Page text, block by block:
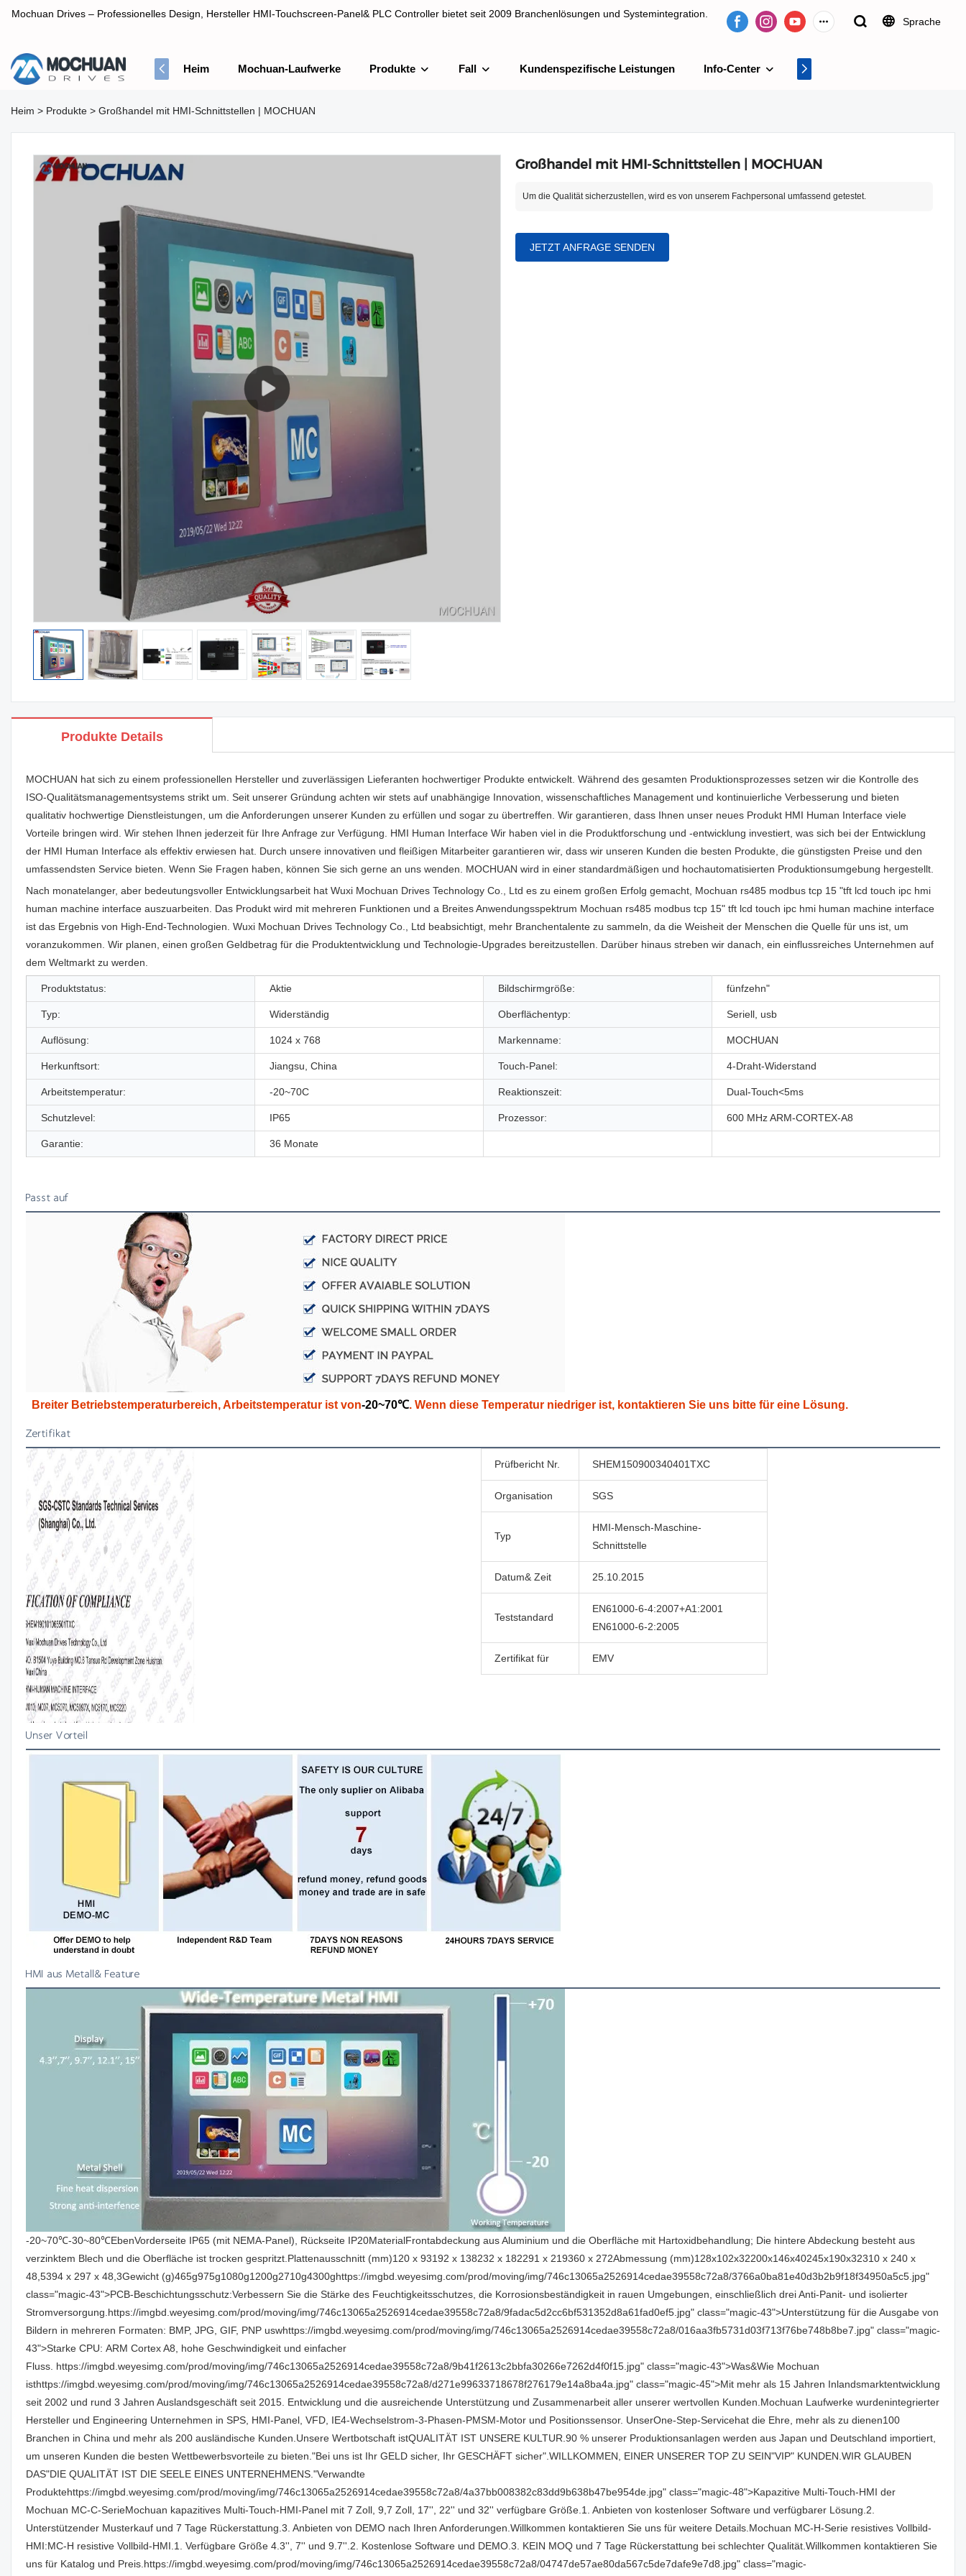
Mochuan Drives – Professionelles Design, Hersteller HMI-Touchscreen-Panel& PLC Controller bietet seit 2009 Branchenlösungen und Systemintegration.
Professionelles Design, Hersteller HMI-Touchscreen-Panel& PLC Controller bietet seit 2009 Branchenlösungen und Systemintegration.
Sprache
Heim Mochuan-Laufwerke Produkte Fall Kundenspezifische Leistungen Info-Center Videocenter
Heim > Produkte > Großhandel mit HMI-Schnittstellen | MOCHUAN
Großhandel mit HMI-Schnittstellen | MOCHUAN
Um die Qualität sicherzustellen, wird es von unserem Fachpersonal umfassend getestet.
JETZT ANFRAGE SENDEN
Produkte Details
MOCHUAN hat sich zu einem professionellen Hersteller und zuverlässigen Lieferanten hochwertiger Produkte entwickelt. Während des gesamten Produktionsprozesses setzen wir die Kontrolle des
ISO-Qualitätsmanagementsystems strikt um. Seit unserer Gründung achten wir stets auf unabhängige Innovation, wissenschaftliches Management und kontinuierliche Verbesserung und bieten
qualitativ hochwertige Dienstleistungen, um die Anforderungen unserer Kunden zu erfüllen und sogar zu übertreffen. Wir garantieren, dass Ihnen unser neues Produkt HMI Human Interface viele
Vorteile bringen wird. Wir stehen Ihnen jederzeit für Ihre Anfrage zur Verfügung. HMI Human Interface Wir haben viel in die Produktforschung und -entwicklung investiert, was sich bei der Entwicklung
der HMI Human Interface als effektiv erwiesen hat. Durch unsere innovativen und fleißigen Mitarbeiter garantieren wir, dass wir unseren Kunden die besten Produkte, die günstigsten Preise und den
umfassendsten Service bieten. Wenn Sie Fragen haben, können Sie sich gerne an uns wenden. MOCHUAN wird in einer standardmäßigen und hochautomatisierten Produktionsumgebung hergestellt.
Nach monatelanger, aber bedeutungsvoller Entwicklungsarbeit hat Wuxi Mochuan Drives Technology Co., Ltd es zu einem großen Erfolg gemacht, Mochuan rs485 modbus tcp 15 "tft lcd touch ipc hmi
human machine interface auszuarbeiten. Das Produkt wird mit mehreren Funktionen und a Breites Anwendungsspektrum Mochuan rs485 modbus tcp 15" tft lcd touch ipc hmi human machine interface
ist das Ergebnis von High-End-Technologien. Wuxi Mochuan Drives Technology Co., Ltd beabsichtigt, mehr Branchentalente zu sammeln, da die Weisheit der Menschen die Quelle für uns ist, um
voranzukommen. Wir planen, einen großen Geldbetrag für die Produktentwicklung und Technologie-Upgrades bereitzustellen. Darüber hinaus streben wir danach, ein einflussreiches Unternehmen auf
dem Weltmarkt zu werden.
Produktstatus: Aktie Bildschirmgröße: fünfzehn"
Typ: Widerständig Oberflächentyp: Seriell, usb
Auflösung: 1024 x 768 Markenname: MOCHUAN
Herkunftsort: Jiangsu, China Touch-Panel: 4-Draht-Widerstand
Arbeitstemperatur: -20~70C Reaktionszeit: Dual-Touch<5ms
Schutzlevel: IP65 Prozessor: 600 MHz ARM-CORTEX-A8
Garantie: 36 Monate
Passt auf
Breiter Betriebstemperaturbereich, Arbeitstemperatur ist von-20~70℃. Wenn diese Temperatur niedriger ist, kontaktieren Sie uns bitte für eine Lösung.
Zertifikat
Prüfbericht Nr. SHEM150900340401TXC
Organisation SGS
Typ
HMI-Mensch-Maschine-
Schnittstelle
Datum& Zeit 25.10.2015
Teststandard
EN61000-6-4:2007+A1:2001
EN61000-6-2:2005
Zertifikat für EMV
Unser Vorteil
HMI aus Metall& Feature
-20~70℃-30~80℃EbenVorderseite IP65 (mit NEMA-Panel), Rückseite IP20MaterialFrontabdeckung aus Aluminium und die Oberfläche mit Hartoxidbehandlung; Die hintere Abdeckung besteht aus
verzinktem Blech und die Oberfläche ist trocken gespritzt.Plattenausschnitt (mm)120 x 93192 x 138232 x 182291 x 219360 x 272Abmessung (mm)128x102x32200x146x40245x190x32310 x 240 x
48,5394 x 297 x 48,3Gewicht (g)465g975g1080g1200g2710g4300ghttps://imgbd.weyesimg.com/prod/moving/img/746c13065a2526914cedae39558c72a8/3766a0ba81e40d3b2b9f18f34950a5c5.jpg"
class="magic-43">PCB-Beschichtungsschutz:Verbessern Sie die Stärke des Feuchtigkeitsschutzes, die Korrosionsbeständigkeit in rauen Umgebungen, einschließlich drei Anti-Panit- und isolierter
Stromversorgung.https://imgbd.weyesimg.com/prod/moving/img/746c13065a2526914cedae39558c72a8/9fadac5d2cc6bf531352d8a61fad0ef5.jpg" class="magic-43">Unterstützung für die Ausgabe von
Bildern in mehreren Formaten: BMP, JPG, GIF, PNP uswhttps://imgbd.weyesimg.com/prod/moving/img/746c13065a2526914cedae39558c72a8/016aa3fb5731d03f713f76be748b8be7.jpg" class="magic-
43">Starke CPU: ARM Cortex A8, hohe Geschwindigkeit und einfacher
Fluss. https://imgbd.weyesimg.com/prod/moving/img/746c13065a2526914cedae39558c72a8/9b41f2613c2bbfa30266e7262d4f0f15.jpg" class="magic-43">Was&Wie Mochuan
isthttps://imgbd.weyesimg.com/prod/moving/img/746c13065a2526914cedae39558c72a8/d271e99633718678f276179e14a8ba4a.jpg" class="magic-45">Mit mehr als 15 Jahren Inlandsmarktentwicklung
seit 2002 und rund 3 Jahren Auslandsgeschäft seit 2015. Entwicklung und die ausreichende Unterstützung und Zusammenarbeit aller unserer wertvollen Kunden.Mochuan Laufwerke wurdenintegrierter
Hersteller und Engineering Unternehmen in SPS, HMI-Panel, VFD, IE4-Wechselstrom-3-Phasen-PMSM-Motor und Positionssensor. UnserOne-Step-Servicehat die Ehre, mehr als zu dienen100
Branchen in China und mehr als 200 ausländische Kunden.Unsere Wertbotschaft istQUALITÄT IST UNSERE KULTUR.90 % unserer Produktionsanlagen werden aus Japan und Deutschland importiert,
um unseren Kunden die besten Wettbewerbsvorteile zu bieten."Bei uns ist Ihr GELD sicher, Ihr GESCHÄFT sicher".WILLKOMMEN, EINER UNSERER TOP ZU SEIN"VIP" KUNDEN.WIR GLAUBEN
DAS"DIE QUALITÄT IST DIE SEELE EINES UNTERNEHMENS."Verwandte
Produktehttps://imgbd.weyesimg.com/prod/moving/img/746c13065a2526914cedae39558c72a8/4a37bb008382c83dd9b638b47be954de.jpg" class="magic-48">Kapazitive Multi-Touch-HMI der
Mochuan MC-C-SerieMochuan kapazitives Multi-Touch-HMI-Panel mit 7 Zoll, 9,7 Zoll, 17'', 22'' und 32'' verfügbare Größe.1. Anbieten von kostenloser Software und verfügbarer Lösung.2.
Unterstützender Musterkauf und 7 Tage Rückerstattung.3. Anbieten von DEMO nach Ihren Anforderungen.Willkommen kontaktieren Sie uns für weitere Details.Mochuan MC-H-Serie resistives Vollbild-
HMI:MC-H resistive Vollbild-HMI.1. Verfügbare Größe 4.3'', 7'' und 9.7''.2. Kostenlose Software und DEMO.3. KEIN MOQ und 7 Tage Rückerstattung bei schlechter Qualität.Willkommen kontaktieren Sie
uns für Katalog und Preis.https://imgbd.weyesimg.com/prod/moving/img/746c13065a2526914cedae39558c72a8/04747de57ae80da567c5de7dafe9e7d8.jpg" class="magic-